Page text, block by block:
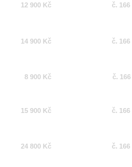
12 900 Kč č. 166
14 900 Kč č. 166
8 900 Kč č. 166
15 900 Kč č. 166
24 800 Kč č. 166